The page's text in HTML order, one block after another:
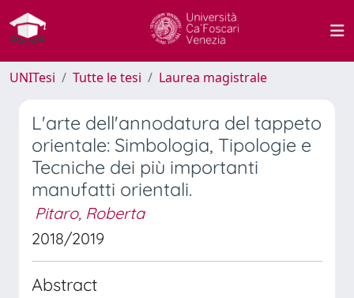
UNITesi Tutte le tesi Laurea magistrale
L'arte dell'annodatura del tappeto
orientale: Simbologia, Tipologie e
Tecniche dei più importanti
manufatti orientali.
Pitaro, Roberta
2018/2019
Abstract